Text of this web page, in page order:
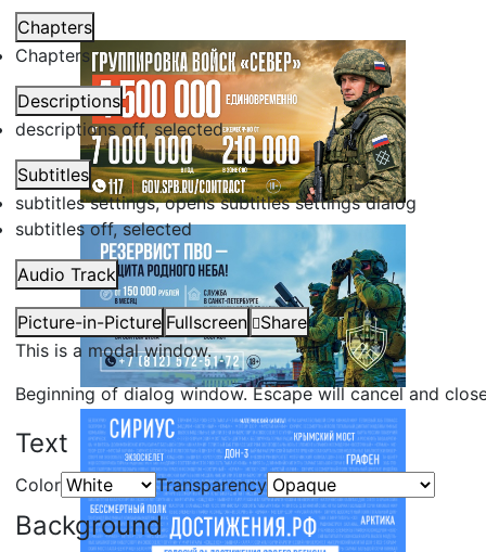
Chapters
Chapters
Descriptions
descriptions off, selected
Subtitles
subtitles settings, opens subtitles settings dialog
subtitles off, selected
Audio Track
Picture-in-Picture Fullscreen
Share
This is a modal window.
Beginning of dialog window. Escape will cancel and
Text
Color Transparency
Background